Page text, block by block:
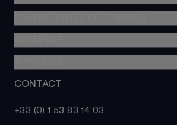
Trading d’options
Comparez des comptes
Coûts
Alpha
Actions
Matières Premières
ETFs
Glossaire
Nos analystes de marché
À propos de CMC Markets
CONTACT
+33 (0) 1 53 83 14 03